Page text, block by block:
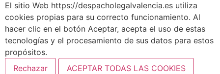
El sitio Web https://despacholegalvalencia.es utiliza
cookies propias para su correcto funcionamiento. Al
hacer clic en el botón Aceptar, acepta el uso de estas
tecnologías y el procesamiento de sus datos para estos
propósitos.
Rechazar
ACEPTAR TODAS LAS COOKIES